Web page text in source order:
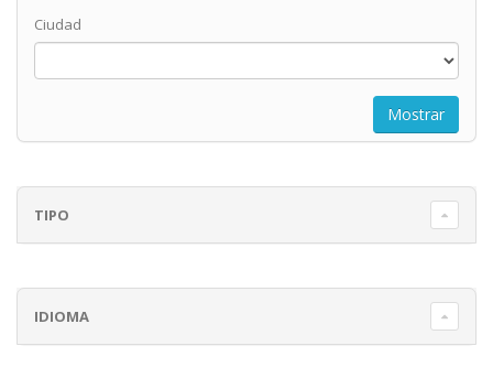
Ciudad
TIPO
IDIOMA